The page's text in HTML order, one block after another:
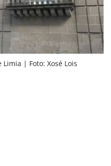
Limia | Foto: Xosé Lois